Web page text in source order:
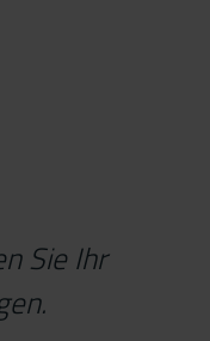
Sie Ihr